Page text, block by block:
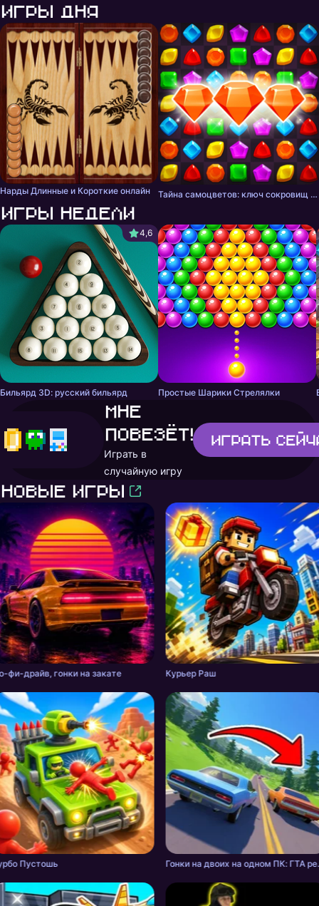
Игры дня
Нарды Длинные и Короткие онлайн Тайна самоцветов: ключ сокровищ - три в ряд
Игры недели
4,6
Бильярд 3D: русский бильярд Простые Шарики Стрелялки
Мне
повезёт!
Играть в
случайную игру
Играть
Новые игры
фи-драйв, гонки на закате Курьер Раш
Пустошь Гонки на